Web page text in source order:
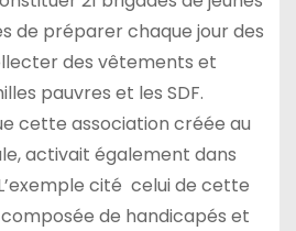
de préparer chaque jour des
des vêtements et
pauvres et les SDF.
cette association créée au
activait également dans
cité celui de cette
composée de handicapés et